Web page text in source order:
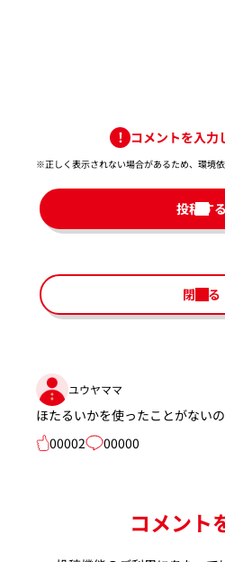
コメントを入力
※正しく表示されない場合があるため、環境
投稿する
閉じる
ユウヤママ
ほたるいかを使ったことがない
00002
00000
コメント